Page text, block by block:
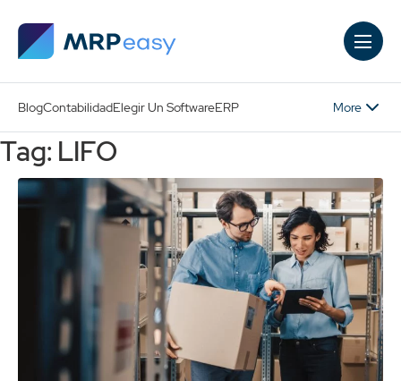
BlogContabilidadElegir Un SoftwareERP More
Tag: LIFO